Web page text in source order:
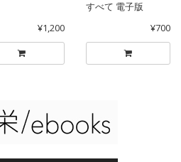
¥1,200
すべて 電子版
¥700